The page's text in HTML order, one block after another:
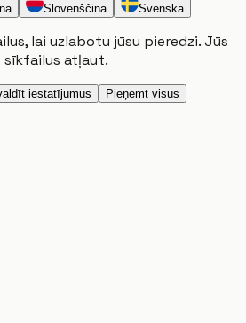
Slovenščina Svenska
lai uzlabotu jūsu pieredzi. Jūs
sīkfailus atļaut.
iestatījumus Pieņemt visus